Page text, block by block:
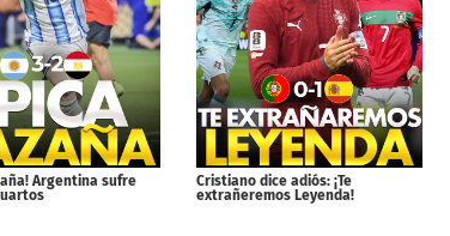
Argentina sufre
Cristiano dice adiós: ¡Te
extrañeremos Leyenda!